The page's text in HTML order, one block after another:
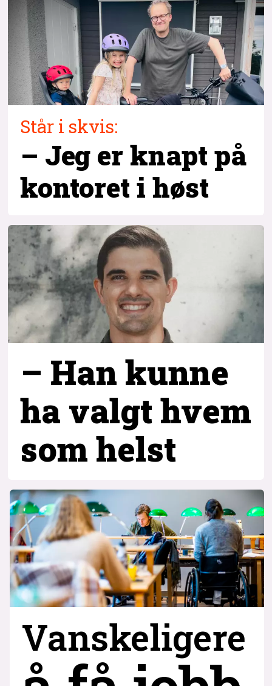
Står i skvis:
– Jeg er knapt på
kontoret i høst
– Han kunne
ha valgt hvem
som helst
Vanskeligere